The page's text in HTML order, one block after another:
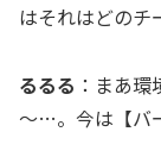
はそれはどのチ
るるる ：まあ
～…。今は【バ